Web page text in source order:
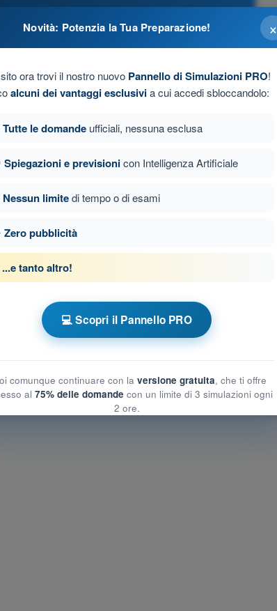
acqua o dall'ostacolo più vicino.
di 192
PPL(H) - Licenza Pilota Privato
in PDF PPL(H) - Regolamentazione Aeronautica
×
Novità: Potenzia la Tua Preparazione!
ora trovi il nostro nuovo Pannello di Simulazioni PRO!
alcuni dei vantaggi esclusivia cui accedi sbloccandolo:
Tutte le domande ufficiali, nessuna esclusa
Spiegazioni e previsionicon Intelligenza Artificiale
Nessun limitedi tempo o di esami
Zero pubblicità
...e tanto altro!
💻 Scopri il Pannello PRO
comunque continuare con la versione gratuita, che ti offre
al 75% delle domande con un limite di 3 simulazioni ogni
2 ore.